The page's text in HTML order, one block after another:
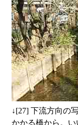
↓[27] 下流方向の
かかる橋から。い